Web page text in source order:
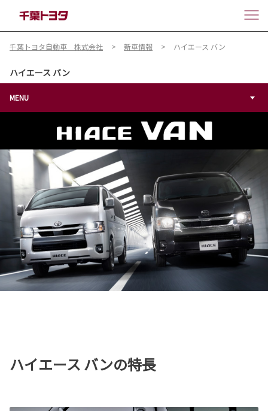
千葉トヨタ自動車 株式会社 新車情報 ハイエース バン
ハイエース バン
MENU
ハイエース バンの特長